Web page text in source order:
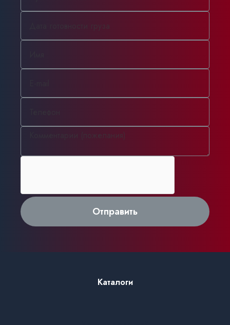
Отправить
Каталоги